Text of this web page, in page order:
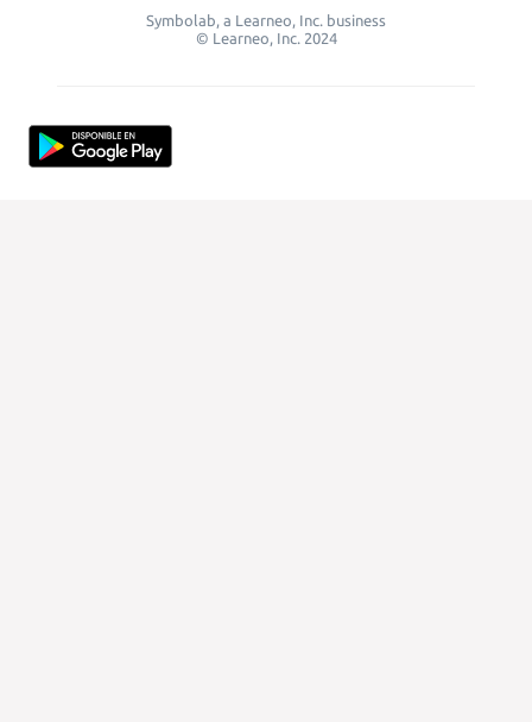
Symbolab, a Learneo, Inc. business
© Learneo, Inc. 2024